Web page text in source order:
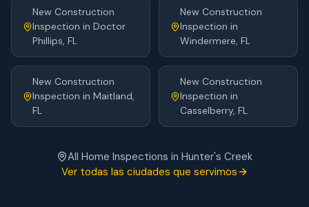
New Construction
Inspection in Doctor
Phillips, FL
New Construction
Inspection in
Windermere, FL
New Construction
Inspection in Maitland,
FL
New Construction
Inspection in
Casselberry, FL
All Home Inspections in Hunter's Creek
Ver todas las ciudades que servimos